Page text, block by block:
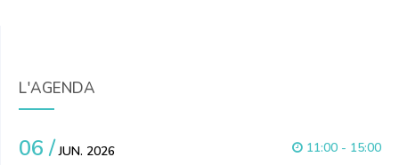
L'AGENDA
06 /JUN. 2026
11:00 - 15:00